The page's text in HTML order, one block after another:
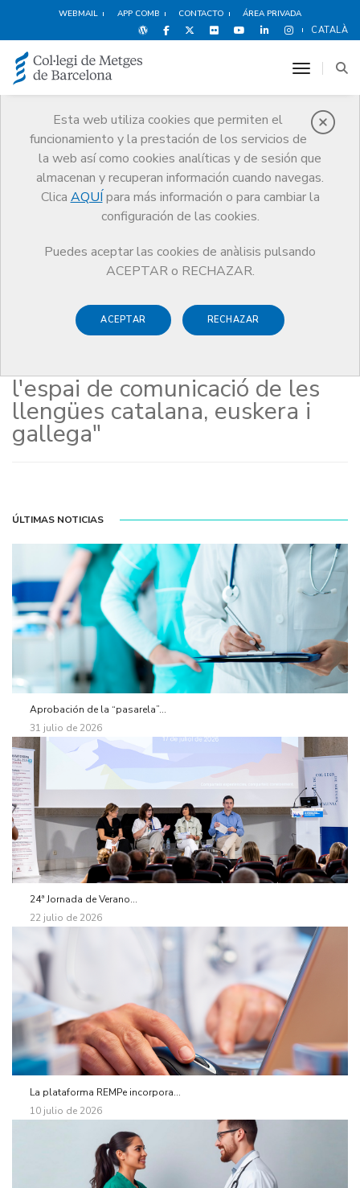
WEBMAIL APP COMB CONTACTO ÁREA PRIVADA
CATALÀ
Esta web utiliza cookies que permiten el
funcionamiento y la prestación de los servicios de
la web así como cookies analíticas y de sesión que
almacenan y recuperan información cuando navegas.
Clica AQUÍ para más información o para cambiar la
configuración de las cookies.
Puedes aceptar las cookies de anàlisis pulsando
ACEPTAR o RECHAZAR.
ACEPTAR RECHAZAR
toggle
Noticias
Comunicación
Noticias
El COMB apoya la propuesta de “Televisió sense fronteres: l'espai de
comunicació de les llengües catalana, euskera i gallega"
27 NOVIEMBRE DE 2009
El COMB apoya la propuesta
de “Televisió sense fronteres:
l'espai de comunicació de les
llengües catalana, euskera i
gallega"
ÚLTIMAS NOTICIAS
Aprobación de la “pasarela”...
31 julio de 2026
24ª Jornada de Verano...
22 julio de 2026
La plataforma REMPe incorpora...
10 julio de 2026